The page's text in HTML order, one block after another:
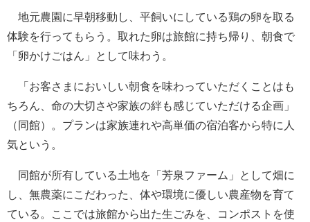
地元農園に早朝移動し、平飼いにしている鶏の卵を取る
体験を行ってもらう。取れた卵は旅館に持ち帰り、朝食で
「卵かけごはん」として味わう。
「お客さまにおいしい朝食を味わっていただくことはも
ちろん、命の大切さや家族の絆も感じていただける企画」
（同館）。プランは家族連れや高単価の宿泊客から特に人
気という。
同館が所有している土地を「芳泉ファーム」として畑に
し、無農薬にこだわった、体や環境に優しい農産物を育て
ている。ここでは旅館から出た生ごみを、コンポストを使